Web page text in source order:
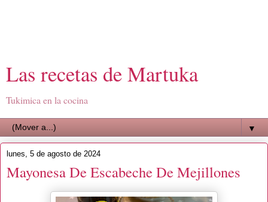
Las recetas de Martuka
Tukimica en la cocina
▼
lunes, 5 de agosto de 2024
Mayonesa De Escabeche De Mejillones